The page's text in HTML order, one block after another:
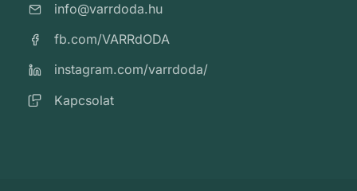
info@varrdoda.hu
fb.com/VARRdODA
instagram.com/varrdoda/
Kapcsolat